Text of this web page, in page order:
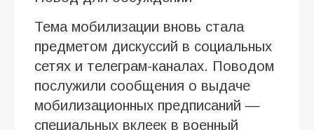
Тема мобилизации вновь стала
предметом дискуссий в социальных
сетях и телеграм-каналах. Поводом
послужили сообщения о выдаче
мобилизационных предписаний —
специальных вклеек в военный